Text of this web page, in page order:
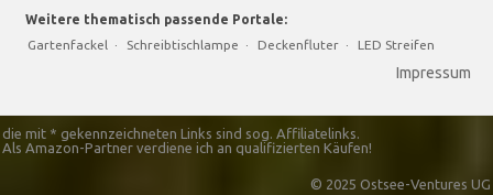
Weitere thematisch passende Portale:
Gartenfackel · Schreibtischlampe · Deckenfluter · LED Streifen
Impressum
die mit * gekennzeichneten Links sind sog. Affiliatelinks.
Als Amazon-Partner verdiene ich an qualifizierten Käufen!
© 2025 Ostsee-Ventures UG